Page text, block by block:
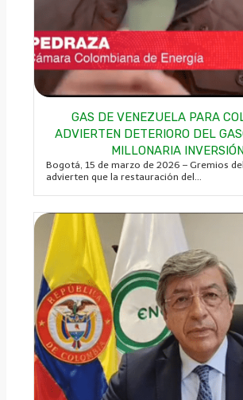
GAS DE VENEZUELA PARA
ADVIERTEN DETERIORO DEL
MILLONARIA
Bogotá, 15 de marzo de 2026 – Gremios
advierten que la restauración del...